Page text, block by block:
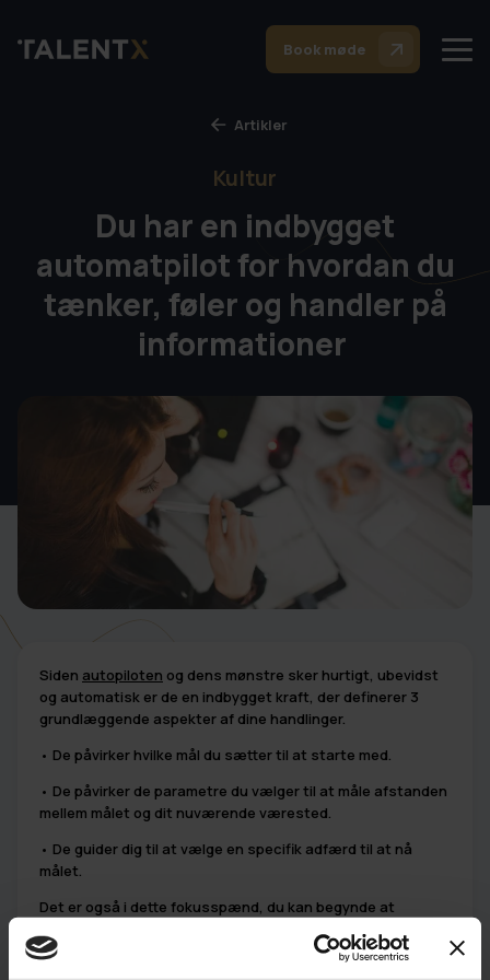
Book møde
Artikler
Kultur
Du har en indbygget
automatpilot for hvordan du
tænker, føler og handler på
informationer
Siden autopiloten og dens mønstre sker hurtigt, ubevidst
og automatisk er de en indbygget kraft, der definerer 3
grundlæggende aspekter af dine handlinger.
• De påvirker hvilke mål du sætter til at starte med.
• De påvirker de parametre du vælger til at måle afstanden
mellem målet og dit nuværende værested.
• De guider dig til at vælge en specifik adfærd til at nå
målet.
Det er også i dette fokusspænd, du kan begynde at
uhensigtsmæssige.